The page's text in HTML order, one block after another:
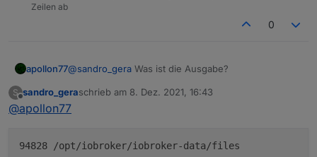
Zeilen ab
0
apollon77@sandro_gera Was ist die Ausgabe?
S
Offline
sandro_geraschrieb am 8. Dez. 2021, 16:43
zuletzt editiert von
@apollon77
94828 /opt/iobroker/iobroker-data/files